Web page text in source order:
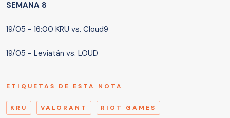
SEMANA 8
19/05 - 16:00 KRÜ vs. Cloud9
19/05 - Leviatán vs. LOUD
ETIQUETAS DE ESTA NOTA
KRU VALORANT RIOT GAMES